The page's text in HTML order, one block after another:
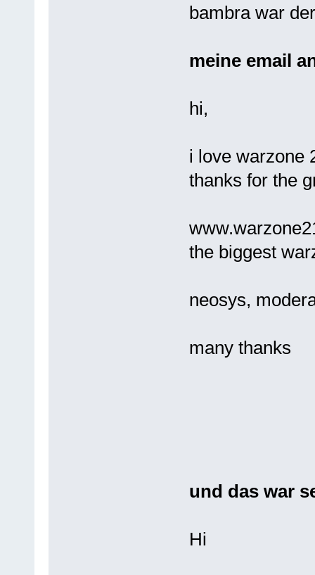
bambra war
meine email
hi,
i love warzone
thanks for the
the biggest
neosys,
many thanks
und das war
Hi